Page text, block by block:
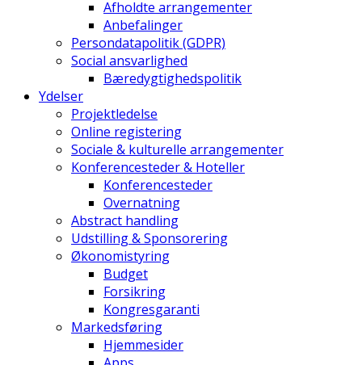
Afholdte arrangementer
Anbefalinger
Persondatapolitik (GDPR)
Social ansvarlighed
Bæredygtighedspolitik
Ydelser
Projektledelse
Online registering
Sociale & kulturelle arrangementer
Konferencesteder & Hoteller
Konferencesteder
Overnatning
Abstract handling
Udstilling & Sponsorering
Økonomistyring
Budget
Forsikring
Kongresgaranti
Markedsføring
Hjemmesider